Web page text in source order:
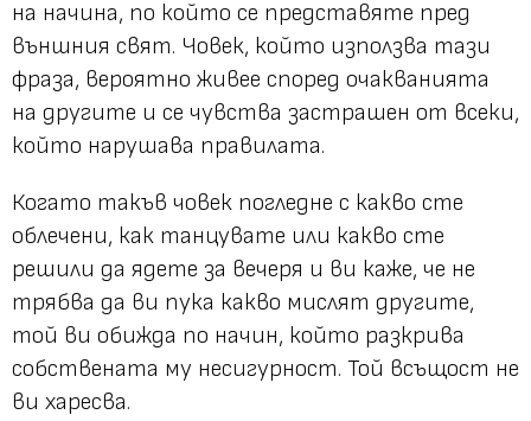
на начина, по който се представяте пред
външния свят. Човек, който използва тази
фраза, вероятно живее според очакванията
на другите и се чувства застрашен от всеки,
който нарушава правилата.
Когато такъв човек погледне с какво сте
облечени, как танцувате или какво сте
решили да ядете за вечеря и ви каже, че не
трябва да ви пука какво мислят другите,
той ви обижда по начин, който разкрива
собствената му несигурност. Той всъщост не
ви харесва.